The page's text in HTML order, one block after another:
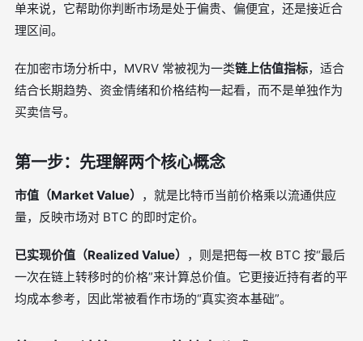
单来说，它帮助你判断市场是处于偏贵、偏便宜，还是接近合
理区间。
在加密市场分析中，MVRV 常被视为一类链上估值指标，适合
结合长期趋势、资金情绪和价格结构一起看，而不是单独作为
买卖信号。
第一步：先理解两个核心概念
市值（Market Value） ，就是比特币当前价格乘以流通供应
量，反映市场对 BTC 的即时定价。
已实现价值（Realized Value） ，则是把每一枚 BTC 按“最后
一次在链上转移时的价格”来计算总价值。它更接近持有者的平
均成本参考，因此常被看作市场的“真实资本基础”。